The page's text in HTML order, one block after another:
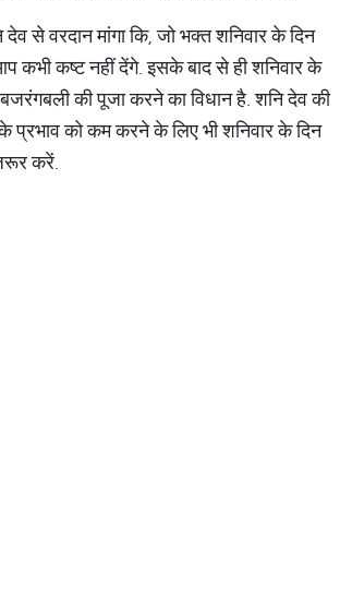
से वरदान मांगा कि, जो भक्त शनिवार के दिन
कभी कष्ट नहीं देंगे. इसके बाद से ही शनिवार के
की पूजा करने का विधान है. शनि देव की
प्रभाव को कम करने के लिए भी शनिवार के दिन
करें.